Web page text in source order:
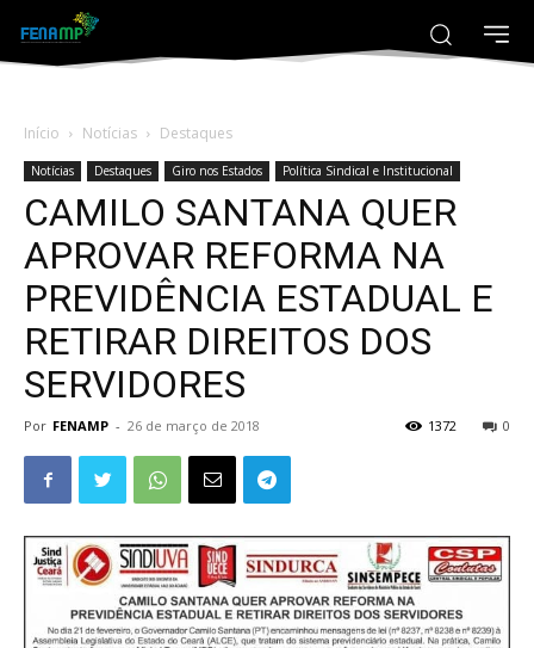
Início Notícias Destaques
Notícias Destaques Giro nos Estados Política Sindical e Institucional
CAMILO SANTANA QUER
APROVAR REFORMA NA
PREVIDÊNCIA ESTADUAL E
RETIRAR DIREITOS DOS
SERVIDORES
Por FENAMP - 26 de março de 2018 0
1372